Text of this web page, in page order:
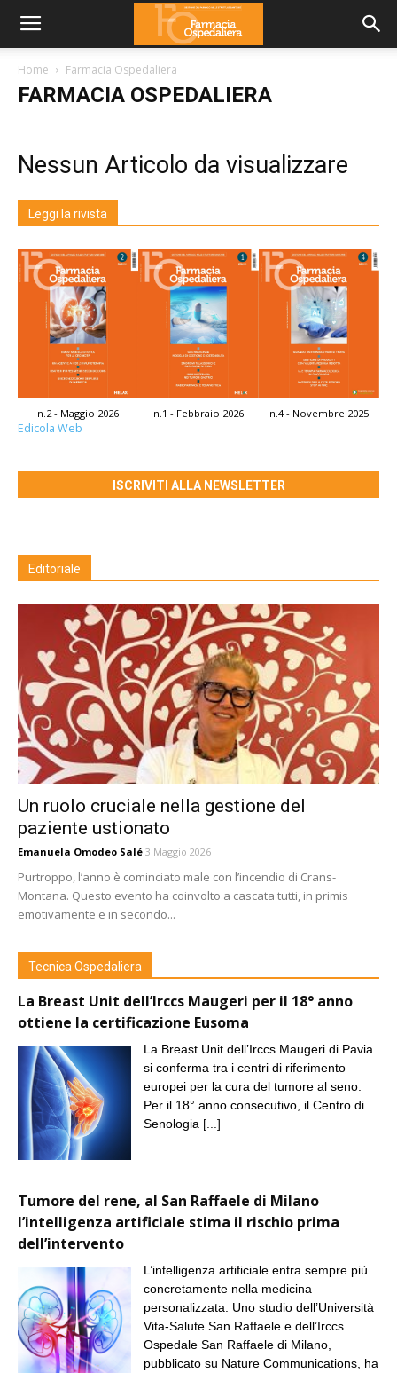
Home Farmacia Ospedaliera
FARMACIA OSPEDALIERA
Nessun Articolo da visualizzare
Leggi la rivista
n.2 - Maggio 2026 n.1 - Febbraio 2026 n.4 - Novembre 2025
Edicola Web
ISCRIVITI ALLA NEWSLETTER
Editoriale
Un ruolo cruciale nella gestione del
paziente ustionato
Emanuela Omodeo Salé 3 Maggio 2026
Purtroppo, l’anno è cominciato male con l’incendio di Crans-
Montana. Questo evento ha coinvolto a cascata tutti, in primis
emotivamente e in secondo...
Tecnica Ospedaliera
La Breast Unit dell’Irccs Maugeri per il 18° anno
ottiene la certificazione Eusoma
La Breast Unit dell’Irccs Maugeri di Pavia
si conferma tra i centri di riferimento
europei per la cura del tumore al seno.
Per il 18° anno consecutivo, il Centro di
Senologia [...]
Tumore del rene, al San Raffaele di Milano
l’intelligenza artificiale stima il rischio prima
dell’intervento
L’intelligenza artificiale entra sempre più
concretamente nella medicina
personalizzata. Uno studio dell’Università
Vita-Salute San Raffaele e dell’Irccs
Ospedale San Raffaele di Milano,
pubblicato su Nature Communications, ha